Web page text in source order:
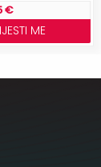
€
ME